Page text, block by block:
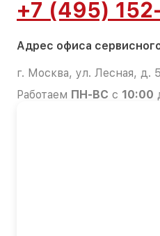
+7 (495)
Адрес офиса
г. Москва, ул. Лесная, д. 5
Работаем ПН-ВС с 10:00